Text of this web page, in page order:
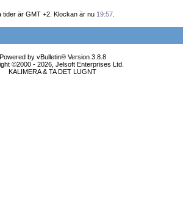
tider är GMT +2. Klockan är nu 19:57.
Powered by vBulletin® Version 3.8.8
©2000 - 2026, Jelsoft Enterprises Ltd.
KALIMERA & TA DET LUGNT